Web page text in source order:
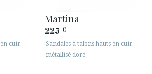
en cuir
Martina
225 €
Sandales à talons hauts en cuir
métallisé doré